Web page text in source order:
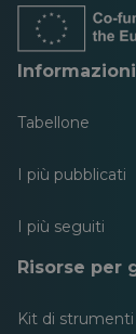
nuova
scheda
nuova
scheda
nuova
scheda
Tabellone
I più pubblicati
I più seguiti
Risorse per
Kit di strumenti